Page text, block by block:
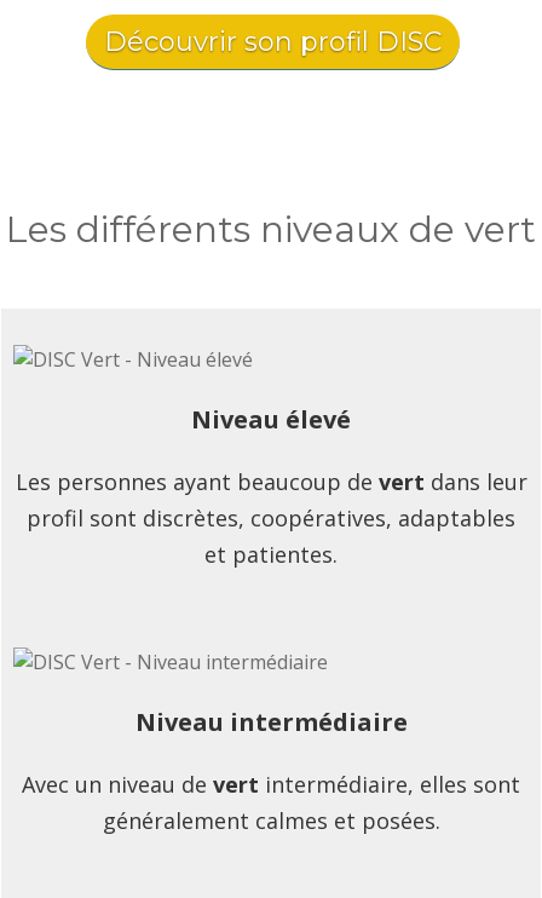
Découvrir son profil DISC
Les différents niveaux de vert
Niveau élevé
Les personnes ayant beaucoup de vert dans leur
profil sont discrètes, coopératives, adaptables
et patientes.
Niveau intermédiaire
Avec un niveau de vert intermédiaire, elles sont
généralement calmes et posées.